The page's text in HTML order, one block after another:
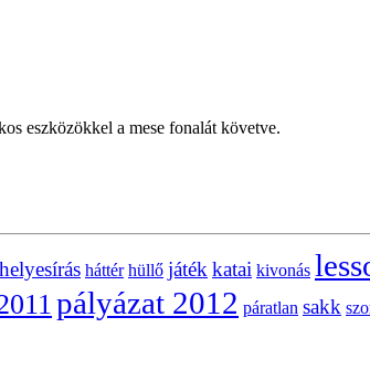
eszközökkel a mese fonalát követve.
helyesírás háttér hüllő játék katai kivonás
pályázat 2012 páratlan sakk